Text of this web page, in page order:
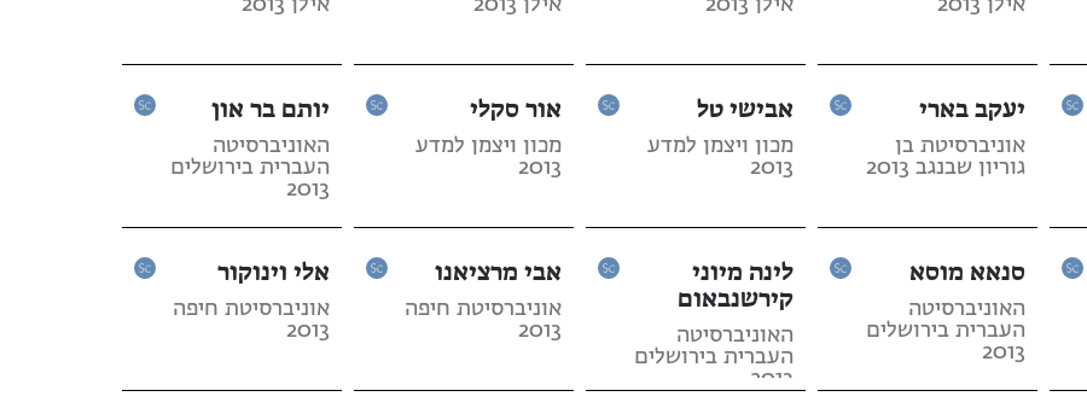
אילן 2013
אילן 2013
אילן 2013
אילן 2013
יעקב בארי
אוניברסיטת בן
גוריון שבנגב 2013
אבישי טל
מכון ויצמן למדע
2013
אור סקלי
מכון ויצמן למדע
2013
יותם בר און
האוניברסיטה
העברית בירושלים
2013
סנאא מוסא
האוניברסיטה
העברית בירושלים
2013
לינה מיוני
קירשנבאום
האוניברסיטה
העברית בירושלים
2013
אבי מרציאנו
אוניברסיטת חיפה
2013
אלי וינוקור
אוניברסיטת חיפה
2013